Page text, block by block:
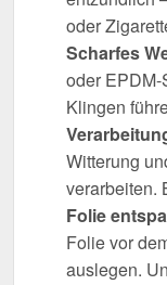
oder
Scharfes
oder
Klingen
Witterung
verarbeiten.
Folie
Folie vor
auslegen.